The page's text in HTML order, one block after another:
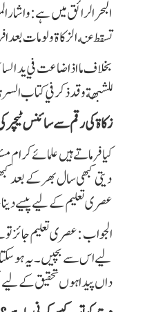
البحر الرائق میں ہے:واشار
تسقط عنه الزكاة ولو مات بعد
بخلاف ما اذا ضاعت في يد
للشبهة وقد ذكر في كتاب
زکاۃ کی رقم سے سائنس ٹیچر
کیا فرماتے ہیں علمائے
دیتی کبھی سال بھر کے بعد
عصری تعلیم کے لیے پیسے
الجواب : عصری تعلیم جائز
لیے اس سے بچیں۔ یہ ہو
داں پیدا ہوں تحقیق کے لیے